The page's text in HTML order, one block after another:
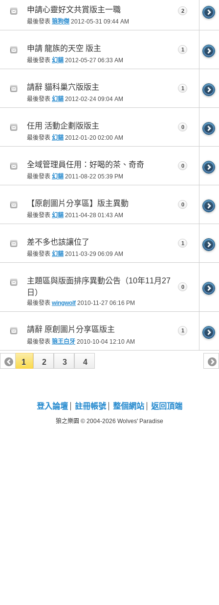
申請心靈好文共賞版主一職
最後發表 狼狗傑 2012-05-31 09:44 AM
2
申請 龍族的天空 版主
最後發表 幻貓 2012-05-27 06:33 AM
1
請辭 貓科巢穴版版主
最後發表 幻貓 2012-02-24 09:04 AM
1
任用 活動企劃版版主
最後發表 幻貓 2012-01-20 02:00 AM
0
全域管理員任用：好喝的茶、奇奇
最後發表 幻貓 2011-08-22 05:39 PM
0
【原創圖片分享區】版主異動
最後發表 幻貓 2011-04-28 01:43 AM
0
差不多也該讓位了
最後發表 幻貓 2011-03-29 06:09 AM
1
主題區與版面排序異動公告（10年11月27
日）
最後發表 wingwolf 2010-11-27 06:16 PM
0
請辭 原創圖片分享區版主
最後發表 狼王白牙 2010-10-04 12:10 AM
1
1 2 3 4
登入論壇 註冊帳號 整個網站 返回頂端
狼之樂園 © 2004-2026 Wolves' Paradise